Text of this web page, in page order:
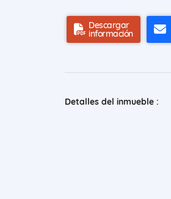
Descargar
información
Detalles del inmueble :